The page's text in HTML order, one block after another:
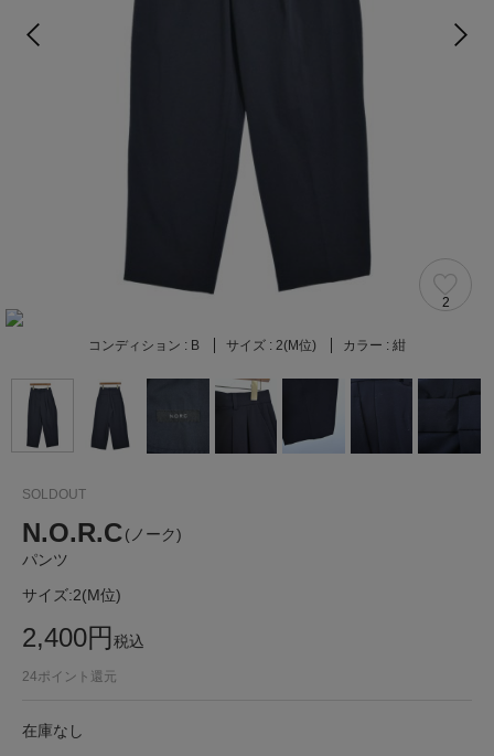
2
コンディション : B サイズ : 2(M位) カラー : 紺
SOLDOUT
N.O.R.C(ノーク)
パンツ
サイズ:2(M位)
2,400円税込
24ポイント還元
在庫なし